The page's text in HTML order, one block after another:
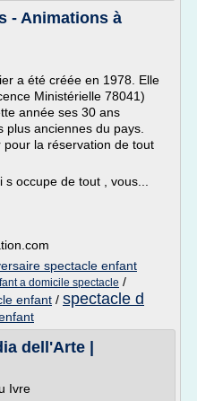
- Animations à
a été créée en 1978. Elle
Ministérielle 78041)
année ses 30 ans
anciennes du pays.
la réservation de tout
occupe de tout , vous...
spectacle enfant
a domicile spectacle /
enfant / spectacle d
dell'Arte |
Ivre